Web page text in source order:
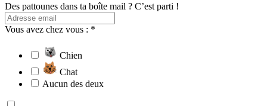
Des pattounes dans ta boîte mail ? C’est parti !
Vous avez chez vous : *
Chien
Chat
Aucun des deux